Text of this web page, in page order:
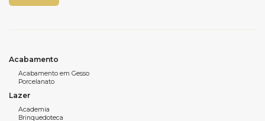
do renomado escritório MDPLAN, o empreendimento foi
estar em um só lugar.
lazer e serviços, além de uma área comercial exclusiva para
Diferenciais que transformam sua rotina:
- Piscinas (externa, interna e rooftop com borda infinita)
Acabamento
Acabamento em Gesso
Porcelanato
Lazer
Academia
Brinquedoteca